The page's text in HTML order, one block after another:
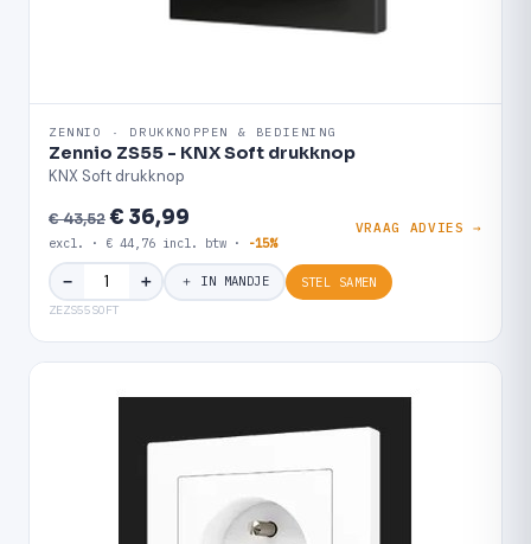
ZENNIO · DRUKKNOPPEN & BEDIENING
Zennio ZS55 - KNX Soft drukknop
KNX Soft drukknop
€ 43,52€ 36,99
excl. · € 44,76 incl. btw · -15%
VRAAG ADVIES →
− ＋ ＋ IN MANDJE STEL SAMEN
ZEZS55SOFT